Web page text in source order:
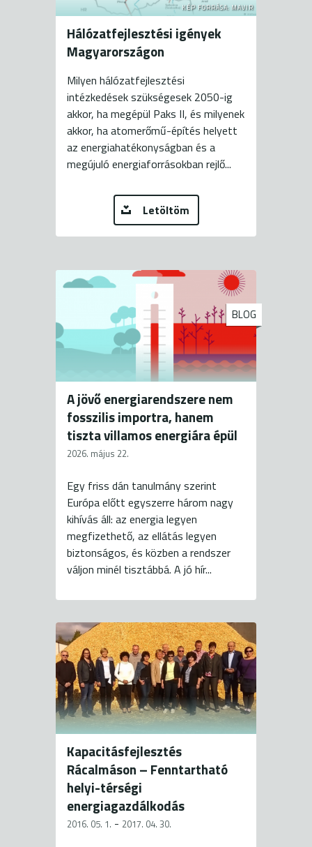
KÉP FORRÁSA: MAVIR
Hálózatfejlesztési igények
Magyarországon
Milyen hálózatfejlesztési
intézkedések szükségesek 2050-ig
akkor, ha megépül Paks II, és milyenek
akkor, ha atomerőmű-építés helyett
az energiahatékonyságban és a
megújuló energiaforrásokban rejlő...
Letöltöm
BLOG
A jövő energiarendszere nem
fosszilis importra, hanem
tiszta villamos energiára épül
2026. május 22.
Egy friss dán tanulmány szerint
Európa előtt egyszerre három nagy
kihívás áll: az energia legyen
megfizethető, az ellátás legyen
biztonságos, és közben a rendszer
váljon minél tisztábbá. A jó hír...
Kapacitásfejlesztés
Rácalmáson – Fenntartható
helyi-térségi
energiagazdálkodás
2016. 05. 1. - 2017. 04. 30.